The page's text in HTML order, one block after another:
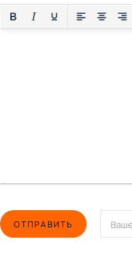
ОТПРАВИТЬ